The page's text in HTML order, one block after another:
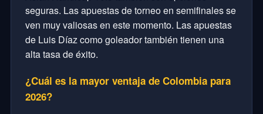
seguras. Las apuestas de torneo en semifinales se
ven muy valiosas en este momento. Las apuestas
de Luis Díaz como goleador también tienen una
alta tasa de éxito.
¿Cuál es la mayor ventaja de Colombia para
2026?